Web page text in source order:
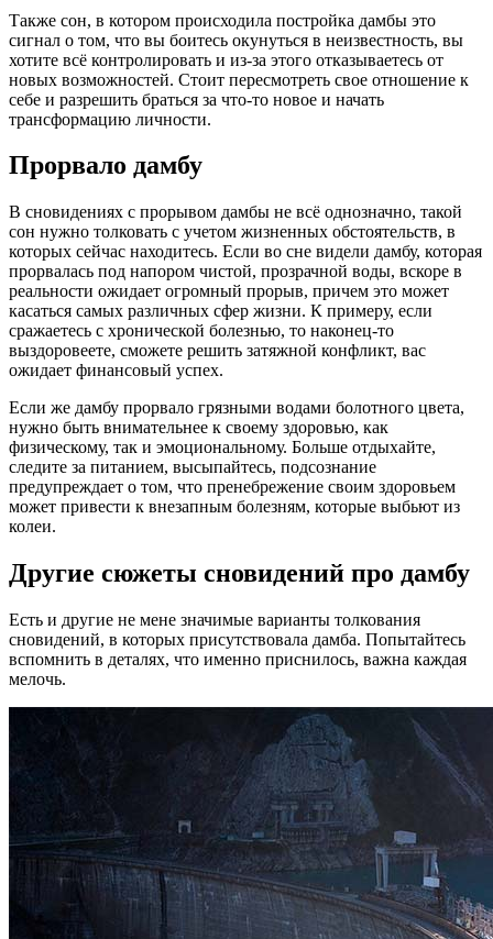
Также сон, в котором происходила постройка дамбы это
сигнал о том, что вы боитесь окунуться в неизвестность, вы
хотите всё контролировать и из-за этого отказываетесь от
новых возможностей. Стоит пересмотреть свое отношение к
себе и разрешить браться за что-то новое и начать
трансформацию личности.
Прорвало дамбу
В сновидениях с прорывом дамбы не всё однозначно, такой
сон нужно толковать с учетом жизненных обстоятельств, в
которых сейчас находитесь. Если во сне видели дамбу, которая
прорвалась под напором чистой, прозрачной воды, вскоре в
реальности ожидает огромный прорыв, причем это может
касаться самых различных сфер жизни. К примеру, если
сражаетесь с хронической болезнью, то наконец-то
выздоровеете, сможете решить затяжной конфликт, вас
ожидает финансовый успех.
Если же дамбу прорвало грязными водами болотного цвета,
нужно быть внимательнее к своему здоровью, как
физическому, так и эмоциональному. Больше отдыхайте,
следите за питанием, высыпайтесь, подсознание
предупреждает о том, что пренебрежение своим здоровьем
может привести к внезапным болезням, которые выбьют из
колеи.
Другие сюжеты сновидений про дамбу
Есть и другие не мене значимые варианты толкования
сновидений, в которых присутствовала дамба. Попытайтесь
вспомнить в деталях, что именно приснилось, важна каждая
мелочь.